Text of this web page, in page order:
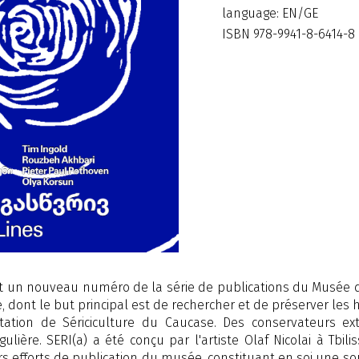
language: EN/GE
ISBN 978-9941-8-6414-8
un nouveau numéro de la série de publications du Musée
dont le but principal est de rechercher et de préserver les
de Sériciculture du Caucase. Des conservateurs
SERI(a) a été conçu par l'artiste Olaf Nicolai à